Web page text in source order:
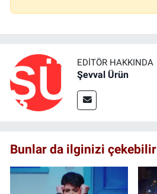
EDITÖR HAKKINDA
Şevval Ürün
Bunlar da ilginizi çekebilir